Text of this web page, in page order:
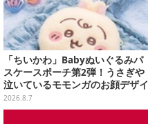
「ちいかわ」Babyぬいぐるみパ
スケースポーチ第2弾！うさぎや
泣いているモモンガのお顔デザイ
ン全4種が8月下旬プライズ展開
2026.8.7